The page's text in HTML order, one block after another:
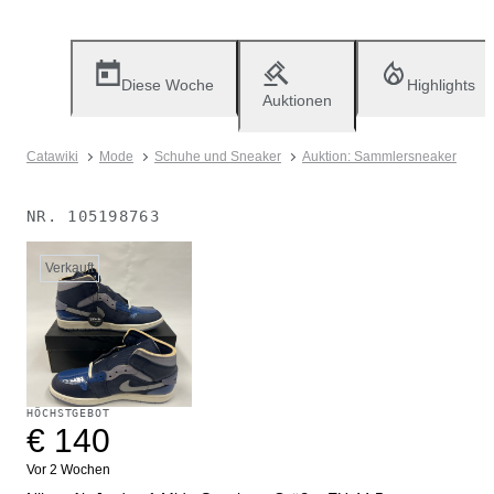
Diese Woche
Auktionen
Highlights
Catawiki Mode Schuhe und Sneaker Auktion: Sammlersneaker
NR. 105198763
Verkauft
HÖCHSTGEBOT
€ 140
Vor 2 Wochen